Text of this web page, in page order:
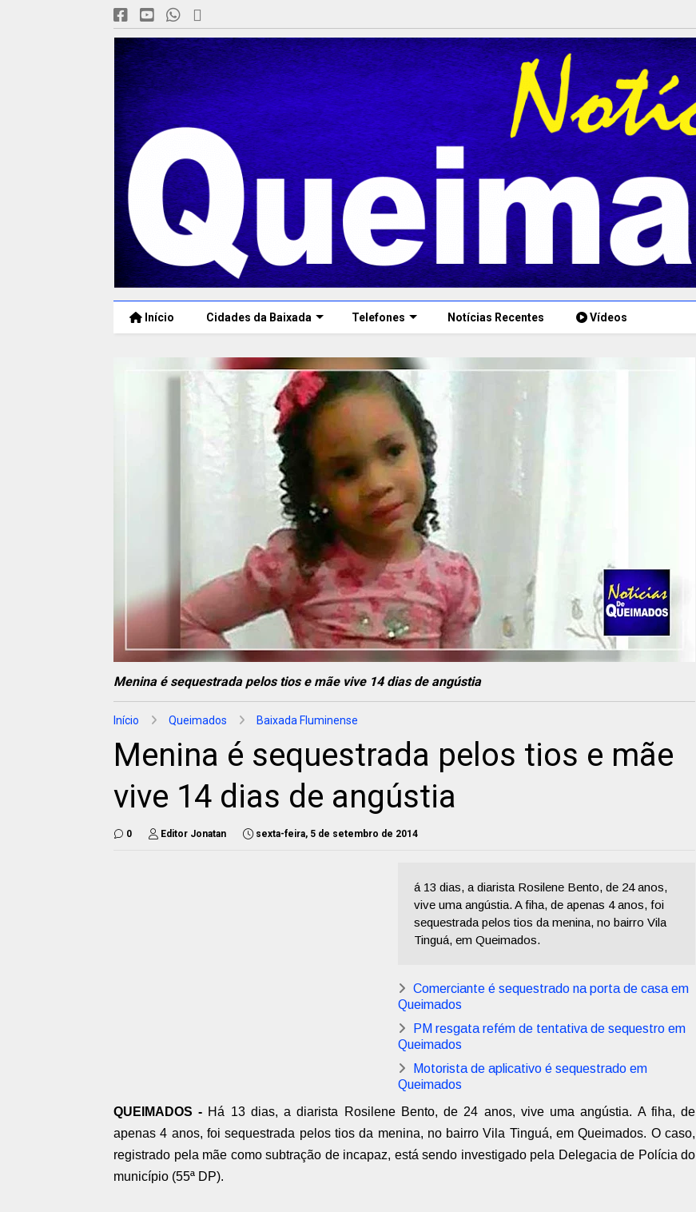
Início Cidades da Baixada Telefones Notícias Recentes Vídeos
Menina é sequestrada pelos tios e mãe vive 14 dias de angústia
Início Queimados Baixada Fluminense
Menina é sequestrada pelos tios e mãe
vive 14 dias de angústia
0 Editor Jonatan sexta-feira, 5 de setembro de 2014
á 13 dias, a diarista Rosilene Bento, de 24 anos,
vive uma angústia. A fiha, de apenas 4 anos, foi
sequestrada pelos tios da menina, no bairro Vila
Tinguá, em Queimados.
Comerciante é sequestrado na porta de casa em
Queimados
PM resgata refém de tentativa de sequestro em
Queimados
Motorista de aplicativo é sequestrado em
Queimados
QUEIMADOS - Há 13 dias, a diarista Rosilene Bento, de 24 anos, vive uma angústia. A fiha, de
apenas 4 anos, foi sequestrada pelos tios da menina, no bairro Vila Tinguá, em Queimados. O caso,
registrado pela mãe como subtração de incapaz, está sendo investigado pela Delegacia de Polícia do
município (55ª DP).